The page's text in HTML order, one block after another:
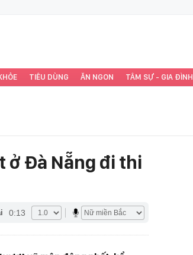
TIÊU DÙNG ĂN NGON TÂM SỰ - GIA ĐÌNH
ở Đà Nẵng đi thi
0:13